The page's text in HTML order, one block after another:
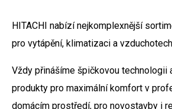
HITACHI nabízí nejkomplexnější
pro vytápění, klimatizaci a
Vždy přinášíme špičkovou technologii
produkty pro maximální komfort v
domácím prostředí, pro novostavby i